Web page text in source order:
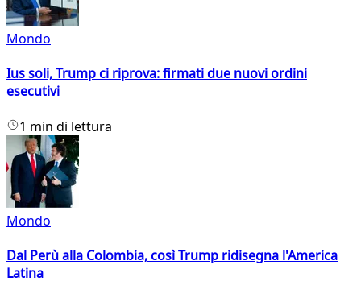
Mondo
Ius soli, Trump ci riprova: firmati due nuovi ordini
esecutivi
1 min di lettura
Mondo
Dal Perù alla Colombia, così Trump ridisegna l'America
Latina